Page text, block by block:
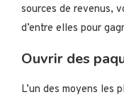
sources de revenus,
d’entre elles pour
Ouvrir des
L’un des moyens les